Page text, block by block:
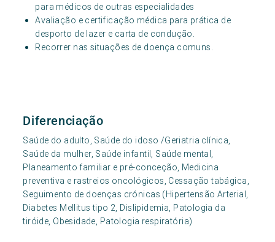
para médicos de outras especialidades
Avaliação e certificação médica para prática de
desporto de lazer e carta de condução.
Recorrer nas situações de doença comuns.
Diferenciação
Saúde do adulto, Saúde do idoso /Geriatria clínica,
Saúde da mulher, Saúde infantil, Saúde mental,
Planeamento familiar e pré-conceção, Medicina
preventiva e rastreios oncológicos, Cessação tabágica,
Seguimento de doenças crónicas (Hipertensão Arterial,
Diabetes Mellitus tipo 2, Dislipidemia, Patologia da
tiróide, Obesidade, Patologia respiratória)